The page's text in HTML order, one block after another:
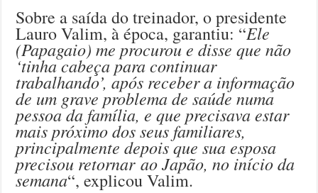
Sobre a saída do treinador, o presidente
Lauro Valim, à época, garantiu: “Ele
(Papagaio) me procurou e disse que não
‘tinha cabeça para continuar
trabalhando’, após receber a informação
de um grave problema de saúde numa
pessoa da família, e que precisava estar
mais próximo dos seus familiares,
principalmente depois que sua esposa
precisou retornar ao Japão, no início da
semana“, explicou Valim.